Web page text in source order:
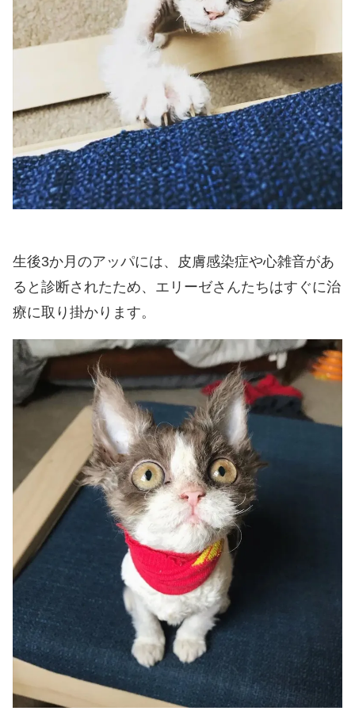
生後3か月のアッパには、皮膚感染症や心雑音があ
ると診断されたため、エリーゼさんたちはすぐに治
療に取り掛かります。